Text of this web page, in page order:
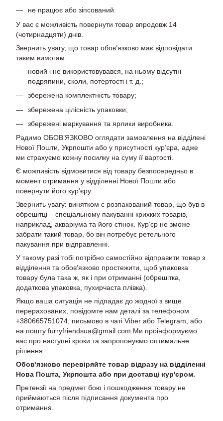
не працює або зіпсований.
У вас є можливість повернути товар впродовж 14
(чотирнадцяти) днів.
Звернить увагу, що товар обов’язково має відповідати
таким вимогам:
новий і не використовувався, на ньому відсутні
подряпини, сколи, потертості і т. д.;
збережена комплектність товару;
збережена цілісність упаковки;
збережені маркування та ярлики виробника.
Радимо ОБОВ’ЯЗКОВО оглядати замовлення на відділені
Нової Пошти, Укрпошти або у присутності кур’єра, адже
ми страхуємо кожну посилку на суму її вартості.
Є можливість відмовитися від товару безпосередньо в
момент отримання у відділенні Нової Пошти або
повернути його кур’єру.
Звернить увагу: винятком є розпакований товар, що був в
обрешітці – спеціальному пакуванні крихких товарів,
наприклад, акваріума та його стінок. Кур’єр не зможе
забрати такий товар, бо він потребує ретельного
пакування при відправленні.
У такому разі тобі потрібно самостійно відправити товар з
відділення та обов'язково простежити, щоб упаковка
товару була така ж, як і при отриманні (обрешітка,
додаткова упаковка, пухирчаста плівка).
Якщо ваша ситуація не підпадає до жодної з вище
перерахованих, повідомте нам деталі за телефоном
+380665751074, письмово в чаті Viber або Telegram, або
на пошту furryfriendsua@gmail.com Ми проінформуємо
вас про наступні кроки та запропонуємо оптимальне
рішення.
Обов'язково перевіряйте товар відразу на відділенні
Нова Пошта, Укрпошта або при доставці кур'єром.
Претензії на предмет бою і пошкодження товару не
приймаються після підписання документа про
отримання.